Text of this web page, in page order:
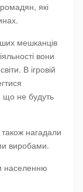
які
мешканців
вони
В ігровій
що не будуть
нагадали
виробами.
населенню